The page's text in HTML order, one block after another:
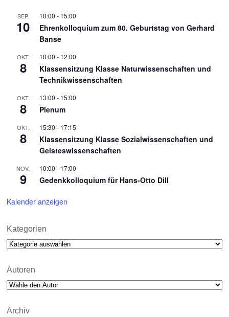
SEP.
10
10:00 - 15:00
Ehrenkolloquium zum 80. Geburtstag von Gerhard
Banse
OKT.
8
10:00 - 12:00
Klassensitzung Klasse Naturwissenschaften und
Technikwissenschaften
OKT.
8
13:00 - 15:00
Plenum
OKT.
8
15:30 - 17:15
Klassensitzung Klasse Sozialwissenschaften und
Geisteswissenschaften
NOV.
9
10:00 - 17:00
Gedenkkolloquium für Hans-Otto Dill
Kalender anzeigen
Kategorien
Kategorien
Autoren
Archiv